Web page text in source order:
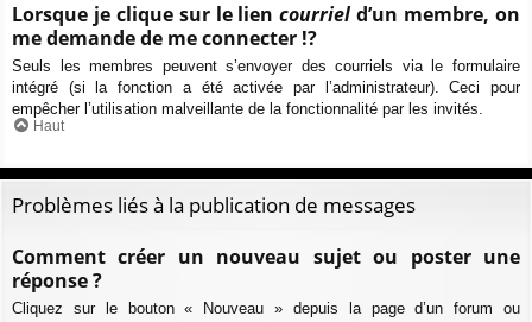
Lorsque je clique sur le liencourrield’un membre, on
me demande de me connecter !?
Seuls les membres peuvent s’envoyer des courriels via le formulaire
intégré (si la fonction a été activée par l’administrateur). Ceci pour
empêcher l’utilisation malveillante de la fonctionnalité par les invités.
Haut
Problèmes liés à la publication de messages
Comment créer un nouveau sujet ou poster une
réponse ?
Cliquez sur le bouton « Nouveau » depuis la page d’un forum ou